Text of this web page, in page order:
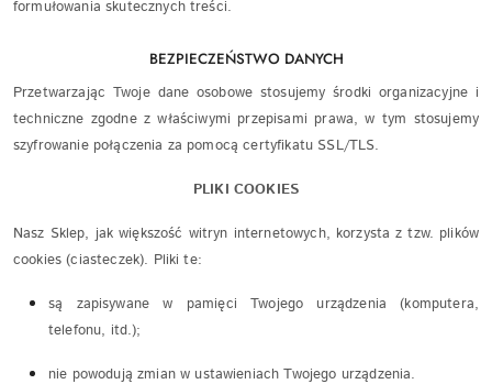
formułowania skutecznych treści.
BEZPIECZEŃSTWO DANYCH
Przetwarzając Twoje dane osobowe stosujemy środki organizacyjne i
techniczne zgodne z właściwymi przepisami prawa, w tym stosujemy
szyfrowanie połączenia za pomocą certyfikatu SSL/TLS.
PLIKI COOKIES
Nasz Sklep, jak większość witryn internetowych, korzysta z tzw. plików
cookies (ciasteczek). Pliki te:
są zapisywane w pamięci Twojego urządzenia (komputera,
telefonu, itd.);
nie powodują zmian w ustawieniach Twojego urządzenia.